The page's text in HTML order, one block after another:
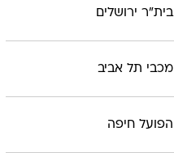
בית"ר ירושלים
מכבי תל אביב
הפועל חיפה